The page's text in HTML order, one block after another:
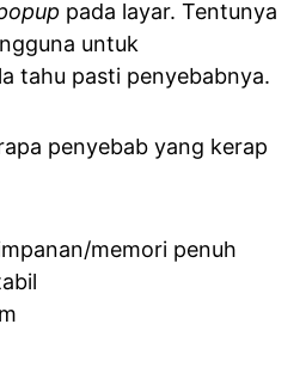
pada layar. Tentunya
untuk
tahu pasti penyebabnya.
penyebab yang kerap
memori penuh